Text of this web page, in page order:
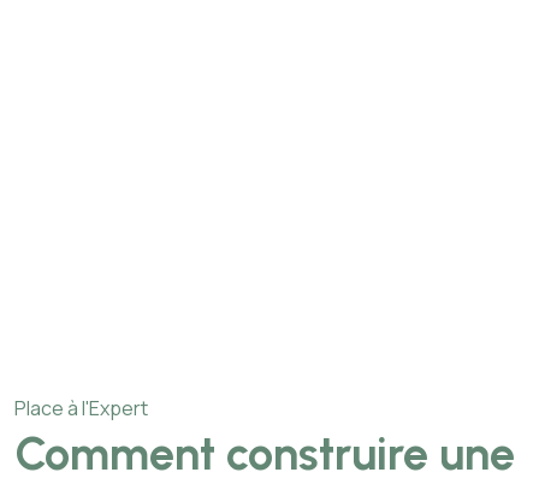
Place à l'Expert
Comment construire une